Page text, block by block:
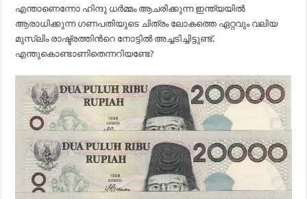
എന്താണെന്നോ ഹിന്ദു ധര്‍മ്മം ആചരിക്കുന്ന ഇന്ത്യയില്‍
ആരാധിക്കുന്ന ഗണപതിയുടെ ചിത്രം ലോകത്തെ ഏറ്റവും വലിയ
മുസ്ലിം രാഷ്ട്രത്തിന്‍റെ നോട്ടില്‍ അച്ചടിച്ചിട്ടുണ്ട്.
എന്തുകൊണ്ടാണിതെന്നറിയണ്ടേ?